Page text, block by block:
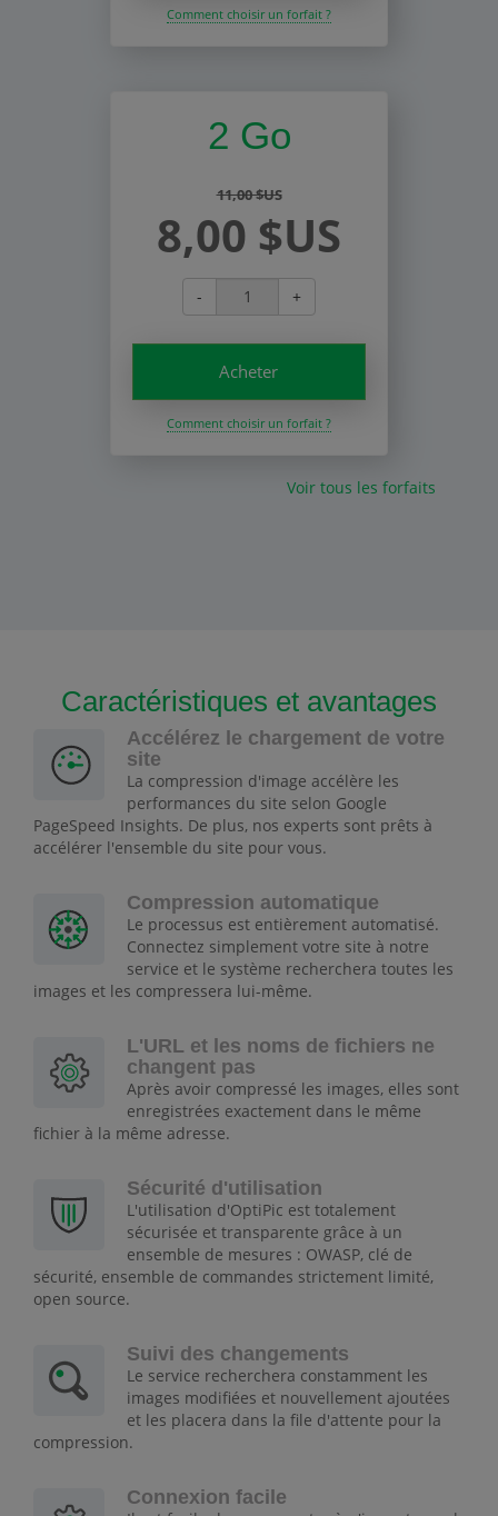
Comment choisir un forfait ?
2 Go
11,00 $US
8,00 $US
- +
Acheter
Comment choisir un forfait ?
Voir tous les forfaits
Caractéristiques et avantages
Accélérez le chargement de votre
site
La compression d'image accélère les
performances du site selon Google
PageSpeed Insights. De plus, nos experts sont prêts à
accélérer l'ensemble du site pour vous.
Compression automatique
Le processus est entièrement automatisé.
Connectez simplement votre site à notre
service et le système recherchera toutes les
images et les compressera lui-même.
L'URL et les noms de fichiers ne
changent pas
Après avoir compressé les images, elles sont
enregistrées exactement dans le même
fichier à la même adresse.
Sécurité d'utilisation
L'utilisation d'OptiPic est totalement
sécurisée et transparente grâce à un
ensemble de mesures : OWASP, clé de
sécurité, ensemble de commandes strictement limité,
open source.
Suivi des changements
Le service recherchera constamment les
images modifiées et nouvellement ajoutées
et les placera dans la file d'attente pour la
compression.
Connexion facile